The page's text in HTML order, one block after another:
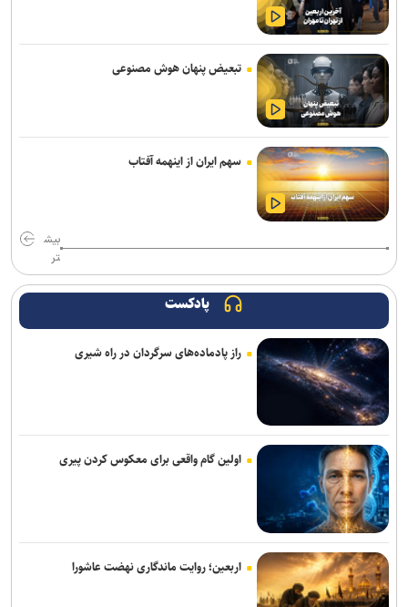
تبعیض پنهان هوش مصنوعی
سهم ایران از اینهمه آفتاب
بیش
تر
پادکست
راز پادماده‌های سرگردان در راه شیری
اولین گام واقعی برای معکوس کردن پیری
اربعین؛ روایت ماندگاری نهضت عاشورا